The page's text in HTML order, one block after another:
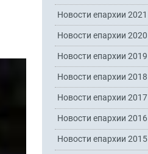
Новости епархии 2021
Новости епархии 2020
Новости епархии 2019
Новости епархии 2018
Новости епархии 2017
Новости епархии 2016
Новости епархии 2015